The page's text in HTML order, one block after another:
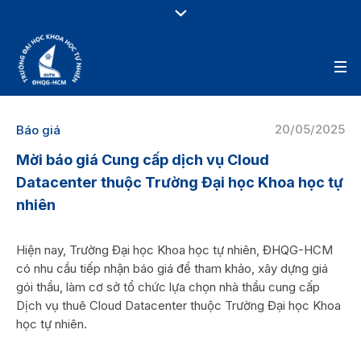
20/05/2025
Báo giá
Mời báo giá Cung cấp dịch vụ Cloud
Datacenter thuộc Trường Đại học Khoa học tự
nhiên
Hiện nay, Trường Đại học Khoa học tự nhiên, ĐHQG-HCM
có nhu cầu tiếp nhận báo giá để tham khảo, xây dựng giá
gói thầu, làm cơ sở tổ chức lựa chọn nhà thầu cung cấp
Dịch vụ thuê Cloud Datacenter thuộc Trường Đại học Khoa
học tự nhiên.